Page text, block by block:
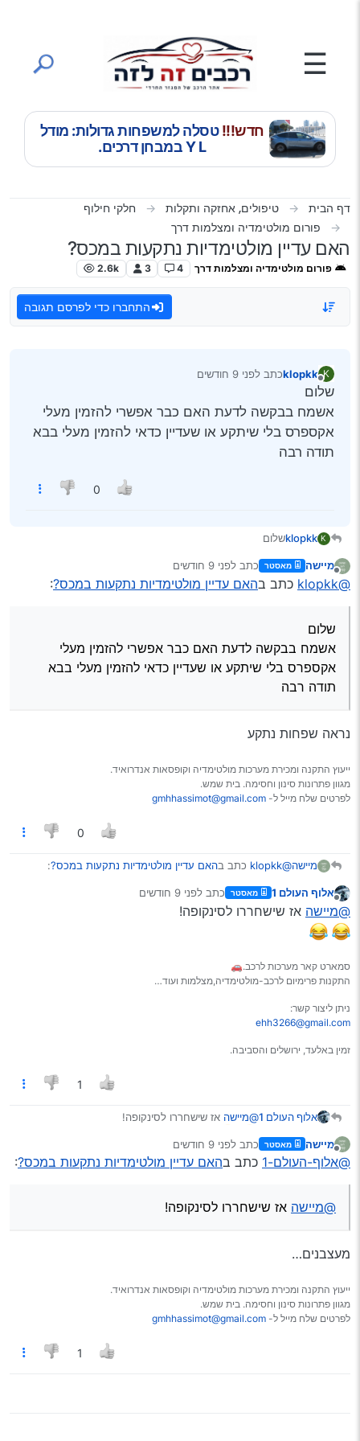
☰
חדש!!!טסלה למשפחות גדולות: מודל
Y L במבחן דרכים.
דף הבית טיפולים, אחזקה ותקלות
חלקי חילוף
פורום מולטימדיה ומצלמות דרך
האם עדיין מולטימדיות נתקעות במכס?
פורום מולטימדיה ומצלמות דרך 4
3
2.6k
התחברו כדי לפרסם תגובה
K
מנותק
klopkkכתב לפני 9 חודשים
נערך לאחרונה על ידי
שלום
אשמח בבקשה לדעת האם כבר אפשרי להזמין מעלי
אקספרס בלי שיתקע או שעדיין כדאי להזמין מעלי בבא
תודה רבה
0
K
klopkkשלום
בלי שיתקע או שעדיין כדאי להזמין מעלי בבא
תודה רבה
מנותק
מיישה מאסטר כתב לפני 9 חודשים
נערך לאחרונה על ידי
@klopkk כתב בהאם עדיין מולטימדיות נתקעות במכס?:
שלום
אשמח בבקשה לדעת האם כבר אפשרי להזמין מעלי
אקספרס בלי שיתקע או שעדיין כדאי להזמין מעלי בבא
תודה רבה
נראה שפחות נתקע
ייעוץ התקנה ומכירת מערכות מולטימדיה וקופסאות אנדרואיד.
מגוון פתרונות סינון וחסימה. בית שמש.
לפרטים שלח מייל ל- gmhhassimot@gmail.com
0
מיישה@klopkk כתב בהאם עדיין מולטימדיות נתקעות במכס?:
שלום
אלוף העולם 1 מאסטר כתב לפני 9 חודשים
נערך לאחרונה על ידי
@מיישה אז שישחררו לסינקופה!
סמארט קאר מערכות לרכב.🚗
התקנות פרימיום לרכב-מולטימדיה,מצלמות ועוד…
ניתן ליצור קשר:
ehh3266@gmail.com
זמין באלעד, ירושלים והסביבה.
1
אלוף העולם 1 @מיישה אז שישחררו לסינקופה!
מנותק
מיישה מאסטר כתב לפני 9 חודשים
נערך לאחרונה על ידי
@אלוף-העולם-1 כתב בהאם עדיין מולטימדיות נתקעות במכס?:
@מיישה אז שישחררו לסינקופה!
מעצבנים…
ייעוץ התקנה ומכירת מערכות מולטימדיה וקופסאות אנדרואיד.
מגוון פתרונות סינון וחסימה. בית שמש.
לפרטים שלח מייל ל- gmhhassimot@gmail.com
1